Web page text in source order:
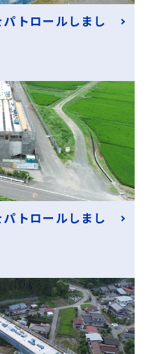
トロールしまし
トロールしまし